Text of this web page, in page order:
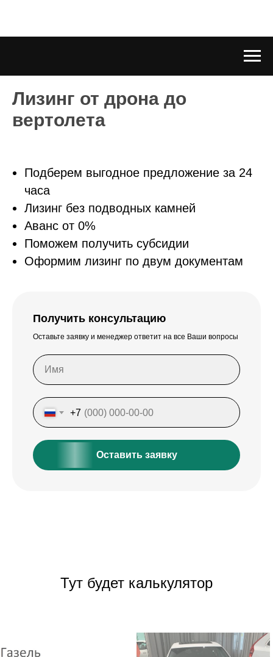
Лизинг от дрона до
вертолета
Подберем выгодное предложение за 24
часа
Лизинг без подводных камней
Аванс от 0%
Поможем получить субсидии
Оформим лизинг по двум документам
Получить консультацию
Оставьте заявку и менеджер ответит на все Ваши вопросы
+7
Оставить заявку
Тут будет калькулятор